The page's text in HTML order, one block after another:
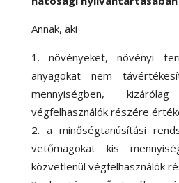
Annak, aki
növényeket, növényi
anyagokat nem
mennyiségben,
végfelhasználók részére
a minőségtanúsítási
vetőmagokat kis
közvetlenül végfelhasználók